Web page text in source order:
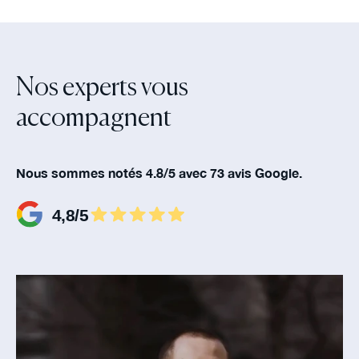
Nos experts vous
accompagnent‍
Nous sommes notés 4.8/5 avec 73 avis Google.